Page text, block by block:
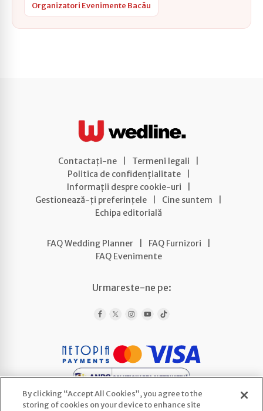
Organizatori Evenimente Bacău
Contactați-ne Termeni legali
Politica de confidențialitate
Informații despre cookie-uri
Gestionează-ți preferințele
Cine suntem
Echipa editorială
FAQ Wedding Planner FAQ Furnizori
FAQ Evenimente
Urmareste-ne pe:
By clicking “Accept All Cookies”, you agree to the
storing of cookies on your device to enhance site